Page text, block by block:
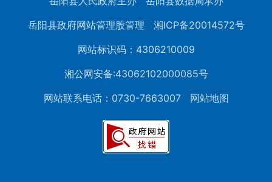
岳阳县政府网站管理股管理
湘ICP备20014572号
网站标识码：4306210009
湘公网安备:43062102000085号
网站联系电话：0730-7663007
网站地图